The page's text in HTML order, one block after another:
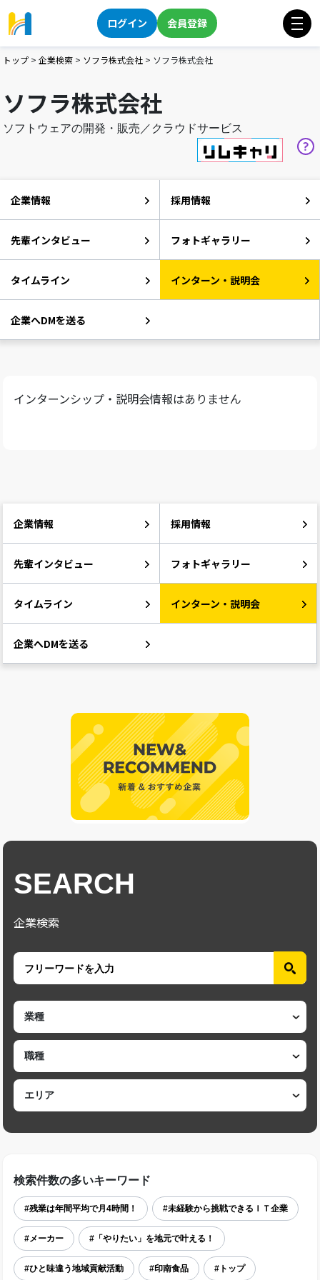
ログイン 会員登録
トップ > 企業検索 > ソフラ株式会社 > ソフラ株式会社
ソフラ株式会社
ソフトウェアの開発・販売／クラウドサービス
企業情報 採用情報
先輩インタビュー フォトギャラリー
タイムライン インターン・説明会
企業へDMを送る
インターンシップ・説明会情報はありません
企業情報 採用情報
先輩インタビュー フォトギャラリー
タイムライン インターン・説明会
企業へDMを送る
SEARCH
企業検索
検索件数の多いキーワード
#残業は年間平均で月4時間！ #未経験から挑戦できるＩＴ企業
#メーカー #「やりたい」を地元で叶える！
#ひと味違う地域貢献活動 #印南食品 #トップ